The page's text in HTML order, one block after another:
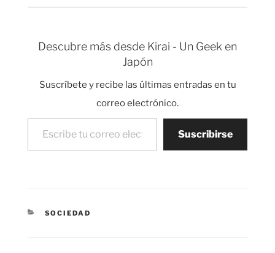
montaña llena de
Descubre más desde Kirai - Un Geek en
Japón
Suscríbete y recibe las últimas entradas en tu
correo electrónico.
Escribe tu correo electrónico…
Suscribirse
CATEGORÍAS
SOCIEDAD